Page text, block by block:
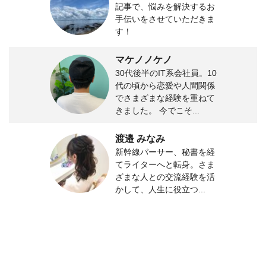
記事で、悩みを解決するお
手伝いをさせていただきま
す！
マケノノケノ
30代後半のIT系会社員。10
代の頃から恋愛や人間関係
でさまざまな経験を重ねて
きました。 今でこそ...
渡邉 みなみ
新幹線パーサー、秘書を経
てライターへと転身。さま
ざまな人との交流経験を活
かして、人生に役立つ...